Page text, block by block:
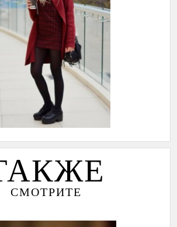
СМОТРИТЕ